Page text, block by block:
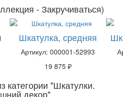
- Закручиваться)
Шкатулка, средняя
Артикул: 000001-52993
19 875 ₽
категории "Шкатулки.
декор"